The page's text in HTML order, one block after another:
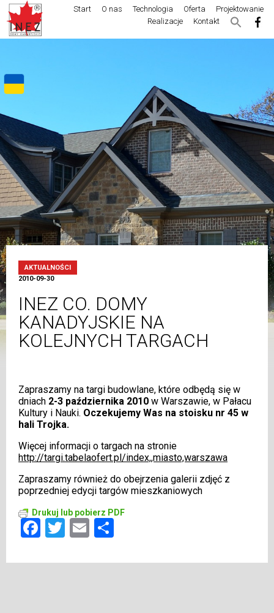
Start O nas Technologia Oferta
Projektowanie
Realizacje
Kontakt
AKTUALNOŚCI
2010-09-30
INEZ CO. DOMY
KANADYJSKIE NA
KOLEJNYCH TARGACH
Zapraszamy na targi budowlane, które odbędą się w
dniach 2-3 października 2010 w Warszawie, w Pałacu
Kultury i Nauki. Oczekujemy Was na stoisku nr 45 w
hali Trojka.
Więcej informacji o targach na stronie
http://targi.tabelaofert.pl/index,,miasto,warszawa
Zapraszamy również do obejrzenia galerii zdjęć z
poprzedniej edycji targów mieszkaniowych
Drukuj lub pobierz PDF
Facebook
Twitter
Email